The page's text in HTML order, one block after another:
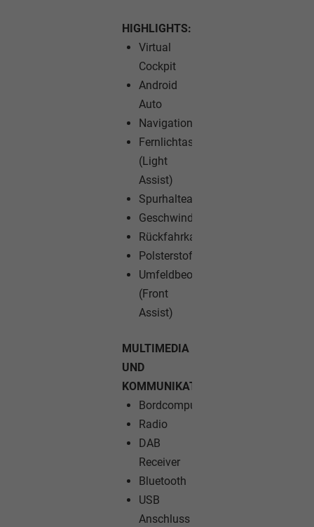
HIGHLIGHTS:
Virtual
Cockpit
Android
Auto
Navigationssystem
Fernlichtassistent
(Light
Assist)
Spurhalteassistent
Geschwindigkeitsregelanlage
Rückfahrkamera
Polsterstoff
Umfeldbeobachtungssystem
(Front
Assist)
MULTIMEDIA
UND
KOMMUNIKATION:
Bordcomputer
Radio
DAB
Receiver
Bluetooth
USB
Anschluss